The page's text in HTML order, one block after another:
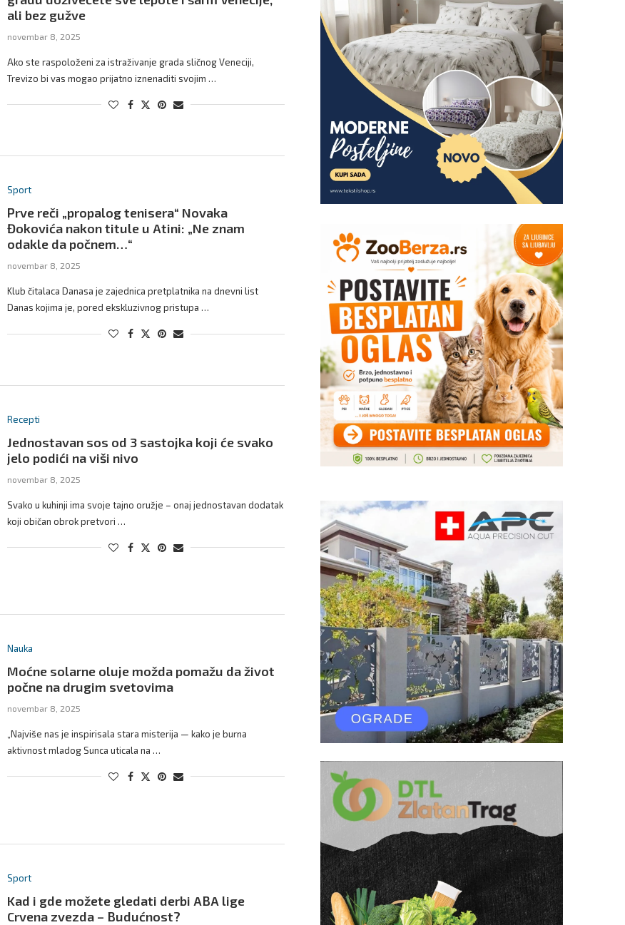
ali bez gužve
novembar 8, 2025
Ako ste raspoloženi za istraživanje grada sličnog Veneciji,
Trevizo bi vas mogao prijatno iznenaditi svojim …
Sport
Prve reči „propalog tenisera“ Novaka
Đokovića nakon titule u Atini: „Ne znam
odakle da počnem…“
novembar 8, 2025
Klub čitalaca Danasa je zajednica pretplatnika na dnevni list
Danas kojima je, pored ekskluzivnog pristupa …
Recepti
Jednostavan sos od 3 sastojka koji će svako
jelo podići na viši nivo
novembar 8, 2025
Svako u kuhinji ima svoje tajno oružje – onaj jednostavan dodatak
koji običan obrok pretvori …
Nauka
Moćne solarne oluje možda pomažu da život
počne na drugim svetovima
novembar 8, 2025
„Najviše nas je inspirisala stara misterija — kako je burna
aktivnost mladog Sunca uticala na …
Sport
Kad i gde možete gledati derbi ABA lige
Crvena zvezda – Budućnost?